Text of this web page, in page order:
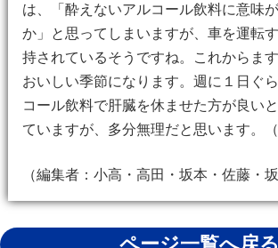
は、「酔えないアルコール飲料に意味
か」と思ってしまいますが、車を運転
持されているそうですね。これからま
おいしい季節になります。週に１日ぐ
コール飲料で肝臓を休ませた方が良い
ていますが、多分無理だと思います。
（編集者：小高・高田・坂本・佐藤・坂